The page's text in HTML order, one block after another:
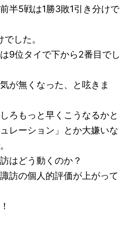
半5戦は1勝3敗1引き分けで
した。
9位タイで下から2番目でし
が無くなった、と呟きま
ろもっと早くこうなるかと
レーション」とか大嫌いな
はどう動くのか？
訪の個人的評価が上がって